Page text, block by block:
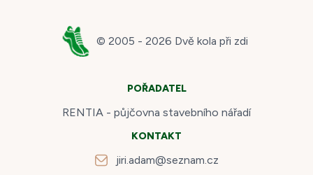
© 2005 - 2026 Dvě kola při zdi
POŘADATEL
RENTIA - půjčovna stavebního nářadí
KONTAKT
jiri.adam@seznam.cz